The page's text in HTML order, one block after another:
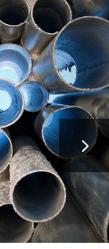
MADRID